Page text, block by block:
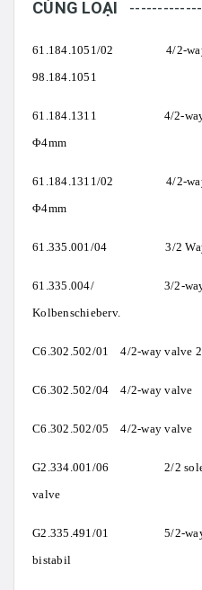
CÙNG LOẠI
61.184.1051/02 4/2-way
61.184.1311 4/2-way
Φ4mm
61.184.1311/02 4/2-way
Φ4mm
61.335.001/04
61.335.004/ 3/2-way
C6.302.502/01 4/2-
C6.302.502/04 4/
C6.302.502/05 4/
G2.334.001/06 2/2
valve
G2.335.491/01 5/2-way
bistabil